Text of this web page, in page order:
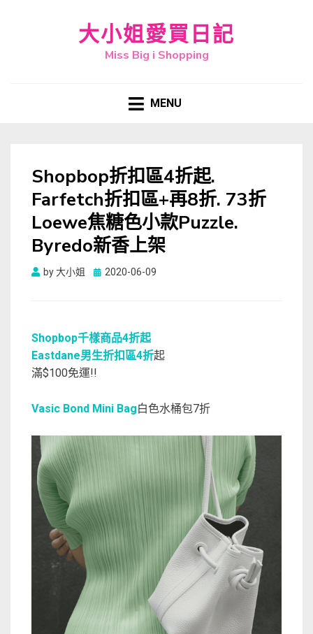
大小姐愛買日記
Miss Big i Shopping
MENU
Shopbop折扣區4折起.
Farfetch折扣區+再8折. 73折
Loewe焦糖色小款Puzzle.
Byredo新香上架
by大小姐
Posted
2020-06-09
Shopbop千樣商品4折起
Eastdane男生折扣區4折起
滿$100免運!!
Vasic Bond Mini Bag白色水桶包7折